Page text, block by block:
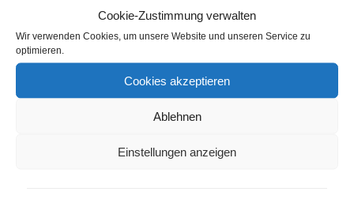
Cookie-Zustimmung verwalten
Wir verwenden Cookies, um unsere Website und unseren Service zu
optimieren.
Cookies akzeptieren
Ablehnen
Einstellungen anzeigen
Volkertshausen
Eintrag teilen